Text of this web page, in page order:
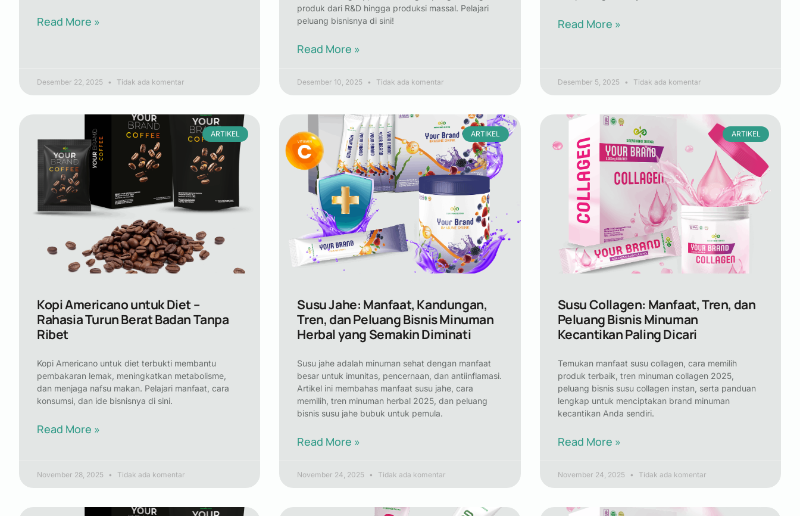
Read More »
Desember 22, 2025 Tidak ada komentar
produk dari R&D hingga produksi massal. Pelajari
peluang bisnisnya di sini!
Read More »
Desember 10, 2025 Tidak ada komentar
Read More »
Desember 5, 2025 Tidak ada komentar
ARTIKEL
Kopi Americano untuk Diet –
Rahasia Turun Berat Badan Tanpa
Ribet
Kopi Americano untuk diet terbukti membantu
pembakaran lemak, meningkatkan metabolisme,
dan menjaga nafsu makan. Pelajari manfaat, cara
konsumsi, dan ide bisnisnya di sini.
Read More »
November 28, 2025 Tidak ada komentar
ARTIKEL
Susu Jahe: Manfaat, Kandungan,
Tren, dan Peluang Bisnis Minuman
Herbal yang Semakin Diminati
Susu jahe adalah minuman sehat dengan manfaat
besar untuk imunitas, pencernaan, dan antiinflamasi.
Artikel ini membahas manfaat susu jahe, cara
memilih, tren minuman herbal 2025, dan peluang
bisnis susu jahe bubuk untuk pemula.
Read More »
November 24, 2025 Tidak ada komentar
ARTIKEL
Susu Collagen: Manfaat, Tren, dan
Peluang Bisnis Minuman
Kecantikan Paling Dicari
Temukan manfaat susu collagen, cara memilih
produk terbaik, tren minuman collagen 2025,
peluang bisnis susu collagen instan, serta panduan
lengkap untuk menciptakan brand minuman
kecantikan Anda sendiri.
Read More »
November 24, 2025 Tidak ada komentar